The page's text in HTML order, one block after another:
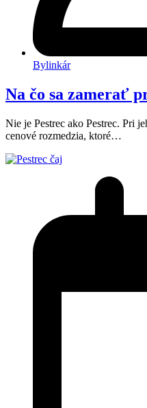
Bylinkár
Na čo sa zamerať
Nie je Pestrec ako Pestrec. Pri
cenové rozmedzia, ktoré…